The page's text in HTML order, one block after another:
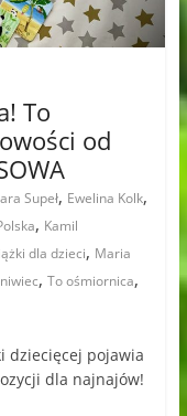
To
od
Supeł, Ewelina Kolk,
, Kamil
dla dzieci, Maria
, To ośmiornica,
dziecięcej pojawia
dla najnajów!